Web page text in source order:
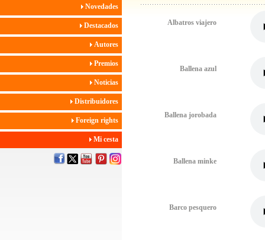
Novedades
Destacados
Autores
Premios
Noticias
Distribuidores
Foreign rights
Mi cesta
Albatros viajero
Ballena azul
Ballena jorobada
Ballena minke
Barco pesquero